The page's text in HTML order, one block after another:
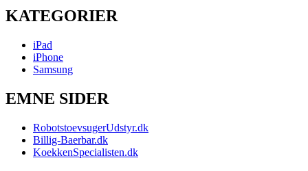
KATEGORIER
iPad
iPhone
Samsung
EMNE SIDER
RobotstoevsugerUdstyr.dk
Billig-Baerbar.dk
KoekkenSpecialisten.dk